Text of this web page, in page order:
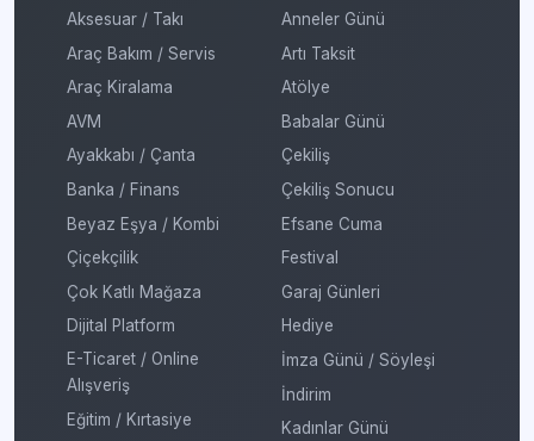
Aksesuar / Takı
Araç Bakım / Servis
Araç Kiralama
AVM
Ayakkabı / Çanta
Banka / Finans
Beyaz Eşya / Kombi
Çiçekçilik
Çok Katlı Mağaza
Dijital Platform
E-Ticaret / Online
Alışveriş
Eğitim / Kırtasiye
Anneler Günü
Artı Taksit
Atölye
Babalar Günü
Çekiliş
Çekiliş Sonucu
Efsane Cuma
Festival
Garaj Günleri
Hediye
İmza Günü / Söyleşi
İndirim
Kadınlar Günü